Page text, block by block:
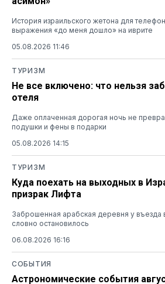
История израильского жетона для
выражения «до меня дошло» на иврите
05.08.2026 11:46
ТУРИЗМ
Не все включено: что нельзя
отеля
Даже оплаченная дорогая ночь не
подушки и фены в подарки
05.08.2026 14:15
ТУРИЗМ
Куда поехать на выходных в
призрак Лифта
Заброшенная арабская деревня у
словно остановилось
06.08.2026 16:16
СОБЫТИЯ
Астрономические события